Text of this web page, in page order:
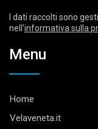
I dati raccolti sono
nell’informativa sulla
Menu
Home
Velaveneta.it